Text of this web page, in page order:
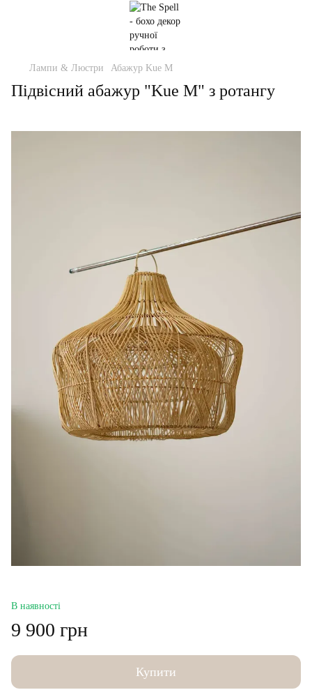
Лампи & Люстри Абажур Kue M
Підвісний абажур "Kue M" з ротангу
В наявності
9 900 грн
Купити